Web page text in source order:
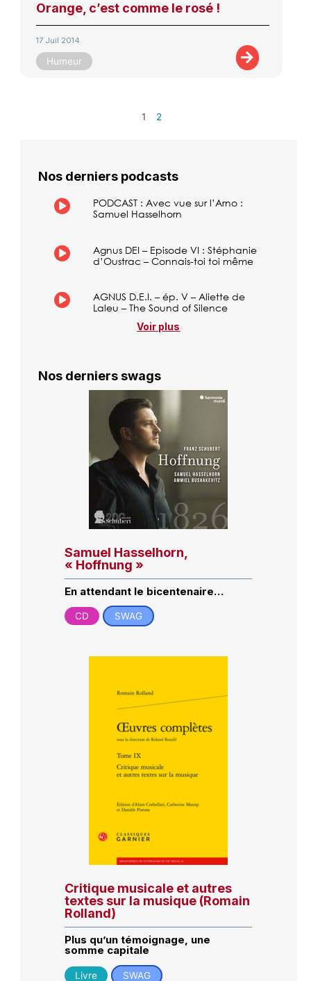
Orange, c’est comme le rosé !
17 Juil 2014
Humeur
1 2
Nos derniers podcasts
PODCAST : Avec vue sur l’Arno :
Samuel Hasselhorn
Agnus DEI – Episode VI : Stéphanie
d’Oustrac – Connais-toi toi même
AGNUS D.E.I. – ép. V – Aliette de
Laleu – The Sound of Silence
Voir plus
Nos derniers swags
Samuel Hasselhorn,
« Hoffnung »
En attendant le bicentenaire…
CD SWAG
Critique musicale et autres
textes sur la musique (Romain
Rolland)
Plus qu’un témoignage, une
somme capitale
Livre SWAG